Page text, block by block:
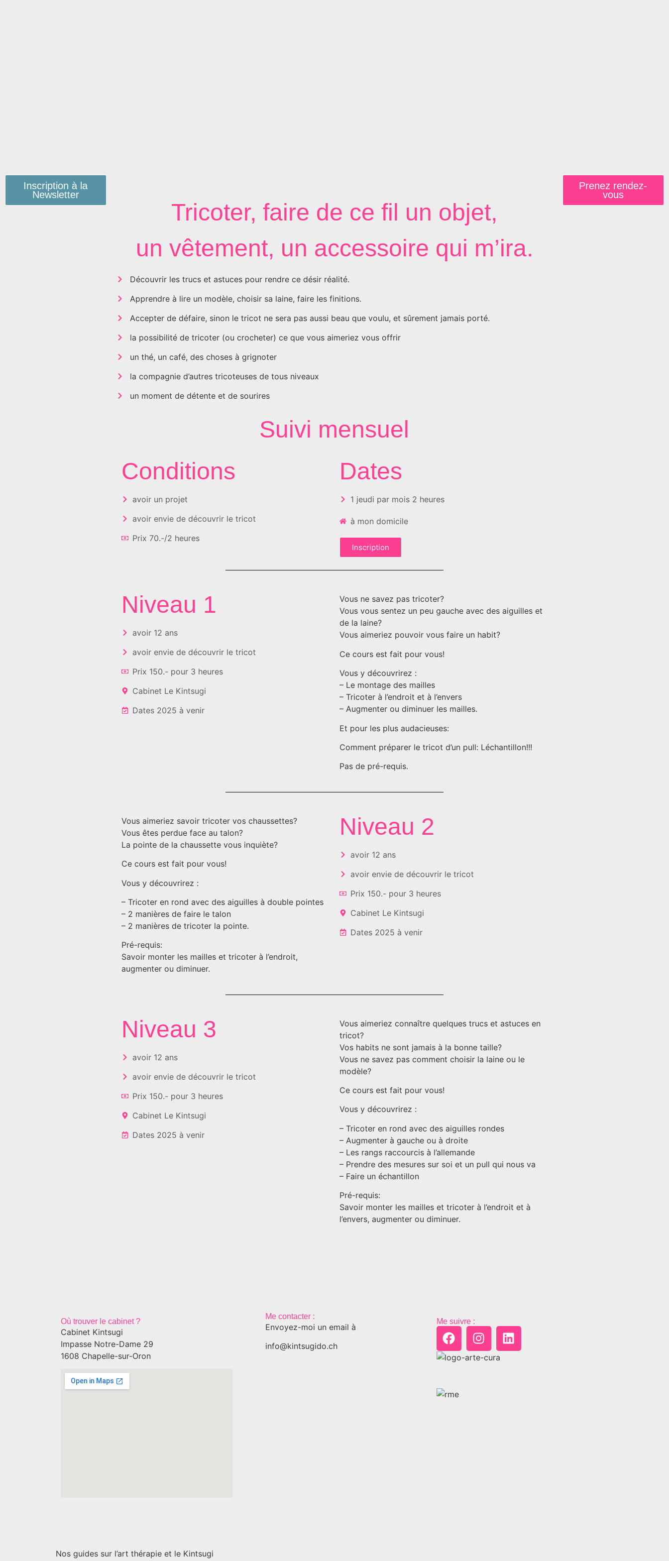
Inscription à la
Newsletter
Tricoter, faire de ce fil un objet,
un vêtement, un accessoire qui m’ira.
Découvrir les trucs et astuces pour rendre ce désir réalité.
Apprendre à lire un modèle, choisir sa laine, faire les finitions.
Accepter de défaire, sinon le tricot ne sera pas aussi beau que voulu, et sûrement jamais porté.
la possibilité de tricoter (ou crocheter) ce que vous aimeriez vous offrir
un thé, un café, des choses à grignoter
la compagnie d’autres tricoteuses de tous niveaux
un moment de détente et de sourires
Suivi mensuel
Conditions
avoir un projet
avoir envie de découvrir le tricot
Prix 70.-/2 heures
Dates
1 jeudi par mois 2 heures
à mon domicile
Inscription
Niveau 1
avoir 12 ans
avoir envie de découvrir le tricot
Prix 150.- pour 3 heures
Cabinet Le Kintsugi
Dates 2025 à venir
Vous ne savez pas tricoter?
Vous vous sentez un peu gauche avec des aiguilles et
de la laine?
Vous aimeriez pouvoir vous faire un habit?
Ce cours est fait pour vous!
Vous y découvrirez :
– Le montage des mailles
– Tricoter à l’endroit et à l’envers
– Augmenter ou diminuer les mailles.
Et pour les plus audacieuses:
Comment préparer le tricot d’un pull: Léchantillon!!!
Pas de pré-requis.
Vous aimeriez savoir tricoter vos chaussettes?
Vous êtes perdue face au talon?
La pointe de la chaussette vous inquiète?
Ce cours est fait pour vous!
Vous y découvrirez :
– Tricoter en rond avec des aiguilles à double pointes
– 2 manières de faire le talon
– 2 manières de tricoter la pointe.
Pré-requis:
Savoir monter les mailles et tricoter à l’endroit,
augmenter ou diminuer.
Niveau 2
avoir 12 ans
avoir envie de découvrir le tricot
Prix 150.- pour 3 heures
Cabinet Le Kintsugi
Dates 2025 à venir
Niveau 3
avoir 12 ans
avoir envie de découvrir le tricot
Prix 150.- pour 3 heures
Cabinet Le Kintsugi
Dates 2025 à venir
Vous aimeriez connaître quelques trucs et astuces en
tricot?
Vos habits ne sont jamais à la bonne taille?
Vous ne savez pas comment choisir la laine ou le
modèle?
Ce cours est fait pour vous!
Vous y découvrirez :
– Tricoter en rond avec des aiguilles rondes
– Augmenter à gauche ou à droite
– Les rangs raccourcis à l’allemande
– Prendre des mesures sur soi et un pull qui nous va
– Faire un échantillon
Pré-requis:
Savoir monter les mailles et tricoter à l’endroit et à
l’envers, augmenter ou diminuer.
Prenez rendez-
vous
Où trouver le cabinet ?
Cabinet Kintsugi
Impasse Notre-Dame 29
1608 Chapelle-sur-Oron
Me contacter :
Envoyez-moi un email à
info@kintsugido.ch
Me suivre :
Nos guides sur l’art thérapie et le Kintsugi